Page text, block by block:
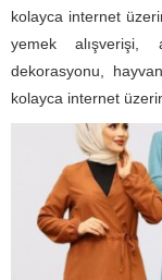
kolayca internet
yemek alışverişi,
dekorasyonu,
kolayca internet